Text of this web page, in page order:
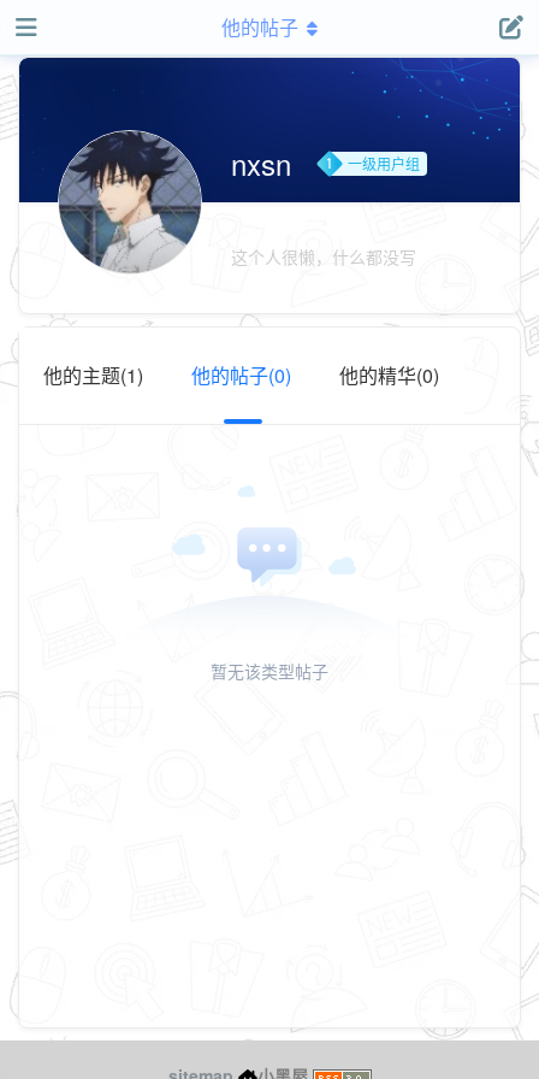
他的帖子
nxsn 一级用户组
这个人很懒，什么都没写
他的主题(1) 他的帖子(0) 他的精华(0)
暂无该类型帖子